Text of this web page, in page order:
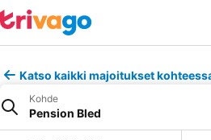
Katso kaikki majoitukset
Kohde
Pension Bled